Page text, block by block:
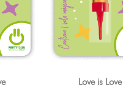
Love is Love